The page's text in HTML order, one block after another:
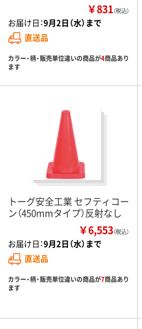
￥831（税込）
お届け日：9月2日（水）まで
直送品
カラー・柄・販売単位違いの商品が4商品あり
ます
トーグ安全工業 セフティコー
ン（450mmタイプ）反射なし
￥6,553（税込）
お届け日：9月2日（水）まで
直送品
カラー・柄・販売単位違いの商品が7商品あり
ます